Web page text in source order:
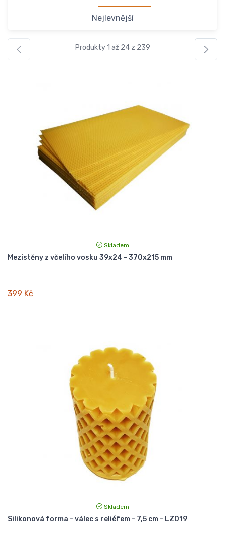
Nejlevnější
Produkty 1 až 24 z 239
Skladem
Mezistěny z včelího vosku 39x24 - 370x215 mm
399 Kč
Skladem
Silikonová forma - válec s reliéfem - 7,5 cm - LZ019